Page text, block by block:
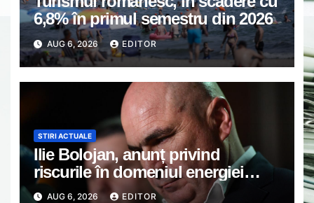
6,8% în primul semestru din 2026
AUG 6, 2026 EDITOR
STIRI ACTUALE
Ilie Bolojan, anunț privind
riscurile în domeniul energiei
electrice. Ce a decis Guvernul
AUG 6, 2026 EDITOR